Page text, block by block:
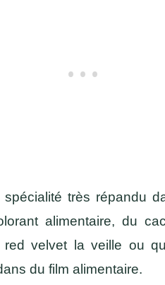
très répandu
alimentaire, du
velvet la veille ou
du film alimentaire.